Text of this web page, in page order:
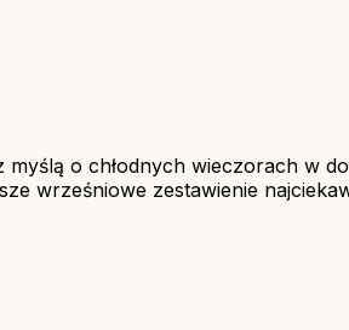
o chłodnych wieczorach w
wrześniowe zestawienie